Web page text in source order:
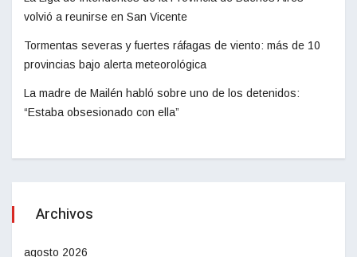
volvió a reunirse en San Vicente
Tormentas severas y fuertes ráfagas de viento: más de 10
provincias bajo alerta meteorológica
La madre de Mailén habló sobre uno de los detenidos:
“Estaba obsesionado con ella”
Archivos
agosto 2026